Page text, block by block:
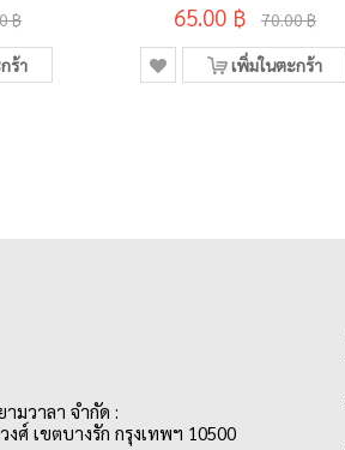
฿
ร้า
65.00 ฿ 70.00 ฿
เพิ่มในตะกร้า
มวาลา จำกัด :
ศ์ เขตบางรัก กรุงเทพฯ 10500